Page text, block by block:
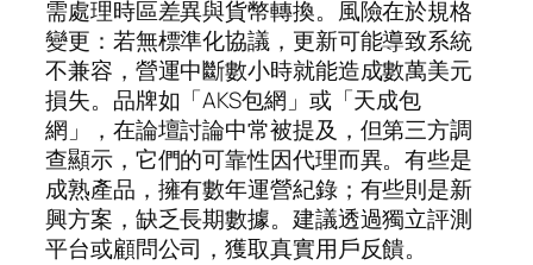
需處理時區差異與貨幣轉換。風險在於規格
變更：若無標準化協議，更新可能導致系統
不兼容，營運中斷數小時就能造成數萬美元
損失。品牌如「AKS包網」或「天成包
網」，在論壇討論中常被提及，但第三方調
查顯示，它們的可靠性因代理而異。有些是
成熟產品，擁有數年運營紀錄；有些則是新
興方案，缺乏長期數據。建議透過獨立評測
平台或顧問公司，獲取真實用戶反饋。